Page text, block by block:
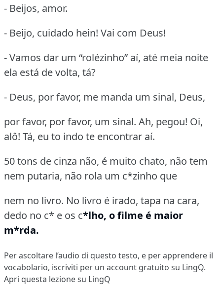
- Beijos, amor.
- Beijo, cuidado hein! Vai com Deus!
- Vamos dar um “rolézinho” aí, até meia noite
ela está de volta, tá?
- Deus, por favor, me manda um sinal, Deus,
por favor, por favor, um sinal. Ah, pegou! Oi,
alô! Tá, eu to indo te encontrar aí.
50 tons de cinza não, é muito chato, não tem
nem putaria, não rola um c*zinho que
nem no livro. No livro é irado, tapa na cara,
dedo no c* e os c*lho, o filme é maior
m*rda.
Per ascoltare l’audio di questo testo, e per apprendere il
vocabolario, iscriviti per un account gratuito su LingQ.
Apri questa lezione su LingQ